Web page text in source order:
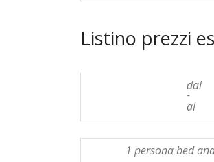
Listino prezzi
dal
-
al
1 persona bed